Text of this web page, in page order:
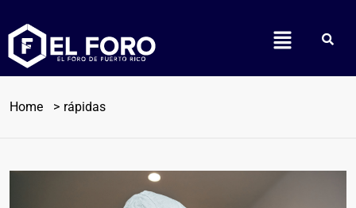
Home rápidas